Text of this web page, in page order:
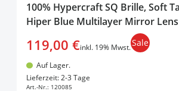
100% Hypercraft SQ Brille, Soft
Hiper Blue Multilayer Mirror Lens
119,00 €inkl. 19% Mwst.Sale
Auf Lager.
Lieferzeit: 2-3 Tage
Art.-Nr.: 120085